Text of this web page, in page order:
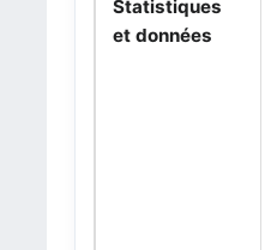
Statistiques
et données